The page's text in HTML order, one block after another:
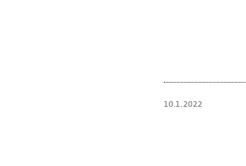
10.1.2022